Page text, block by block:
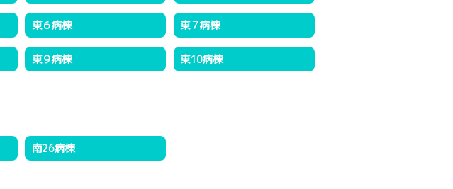
東６病棟 東７病棟
東９病棟 東10病棟
南26病棟